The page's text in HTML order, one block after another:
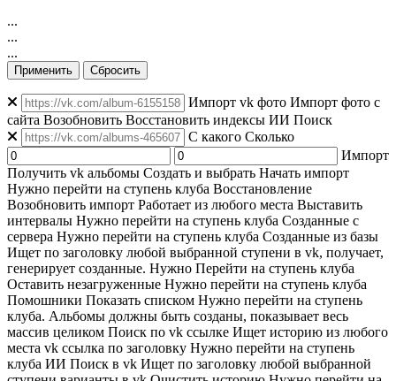
...
...
...
Применить Сбросить
Импорт vk фото Импорт фото с
сайта Возобновить Восстановить индексы ИИ Поиск
C какого Сколько
Импорт
Получить vk альбомы Создать и выбрать Начать импорт
Нужно перейти на ступень клуба Восстановление
Возобновить импорт Работает из любого места Выставить
интервалы Нужно перейти на ступень клуба Созданные с
сервера Нужно перейти на ступень клуба Созданные из базы
Ищет по заголовку любой выбранной ступени в vk, получает,
генерирует созданные. Нужно Перейти на ступень клуба
Оставить незагруженные Нужно перейти на ступень клуба
Помошники Показать списком Нужно перейти на ступень
клуба. Альбомы должны быть созданы, показывает весь
массив целиком Поиск по vk ссылке Ищет историю из любого
места vk ссылка по заголовку Нужно перейти на ступень
клуба ИИ Поиск в vk Ищет по заголовку любой выбранной